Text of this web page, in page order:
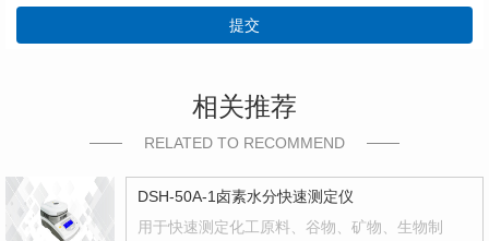
提交
相关推荐
RELATED TO RECOMMEND
DSH-50A-1卤素水分快速测定仪
用于快速测定化工原料、谷物、矿物、生物制